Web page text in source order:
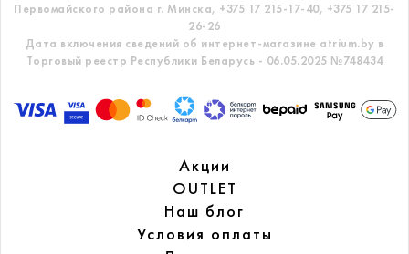
Первомайского района г. Минска, +375 17 215-17-40, +375 17 215-
26-26
Дата включения сведений об интернет-магазине atrium.by в
Торговый реестр Республики Беларусь - 06.05.2025 №748434
Акции
OUTLET
Наш блог
Условия оплаты